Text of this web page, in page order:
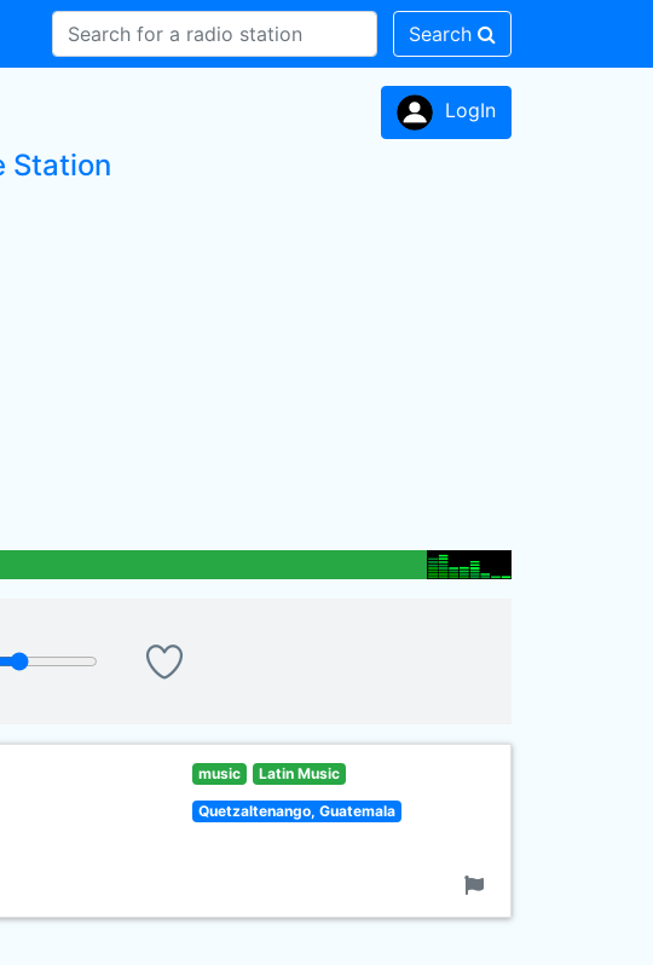
Search
LogIn
Station
music Latin Music
Quetzaltenango, Guatemala